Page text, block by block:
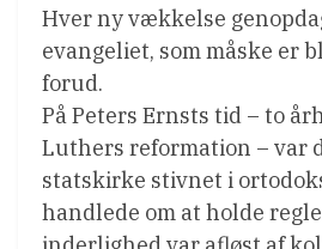
Hver ny vækkelse
evangeliet, som måske er
forud.
På Peters Ernsts tid – to
Luthers reformation – var
statskirke stivnet i
handlede om at holde